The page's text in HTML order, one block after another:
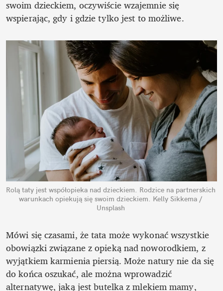
swoim dzieckiem, oczywiście wzajemnie się
wspierając, gdy i gdzie tylko jest to możliwe.
Rolą taty jest współopieka nad dzieckiem. Rodzice na partnerskich
warunkach opiekują się swoim dzieckiem. Kelly Sikkema /
Unsplash
Mówi się czasami, że tata może wykonać wszystkie
obowiązki związane z opieką nad noworodkiem, z
wyjątkiem karmienia piersią. Może natury nie da się
do końca oszukać, ale można wprowadzić
alternatywę, jaką jest butelka z mlekiem mamy,